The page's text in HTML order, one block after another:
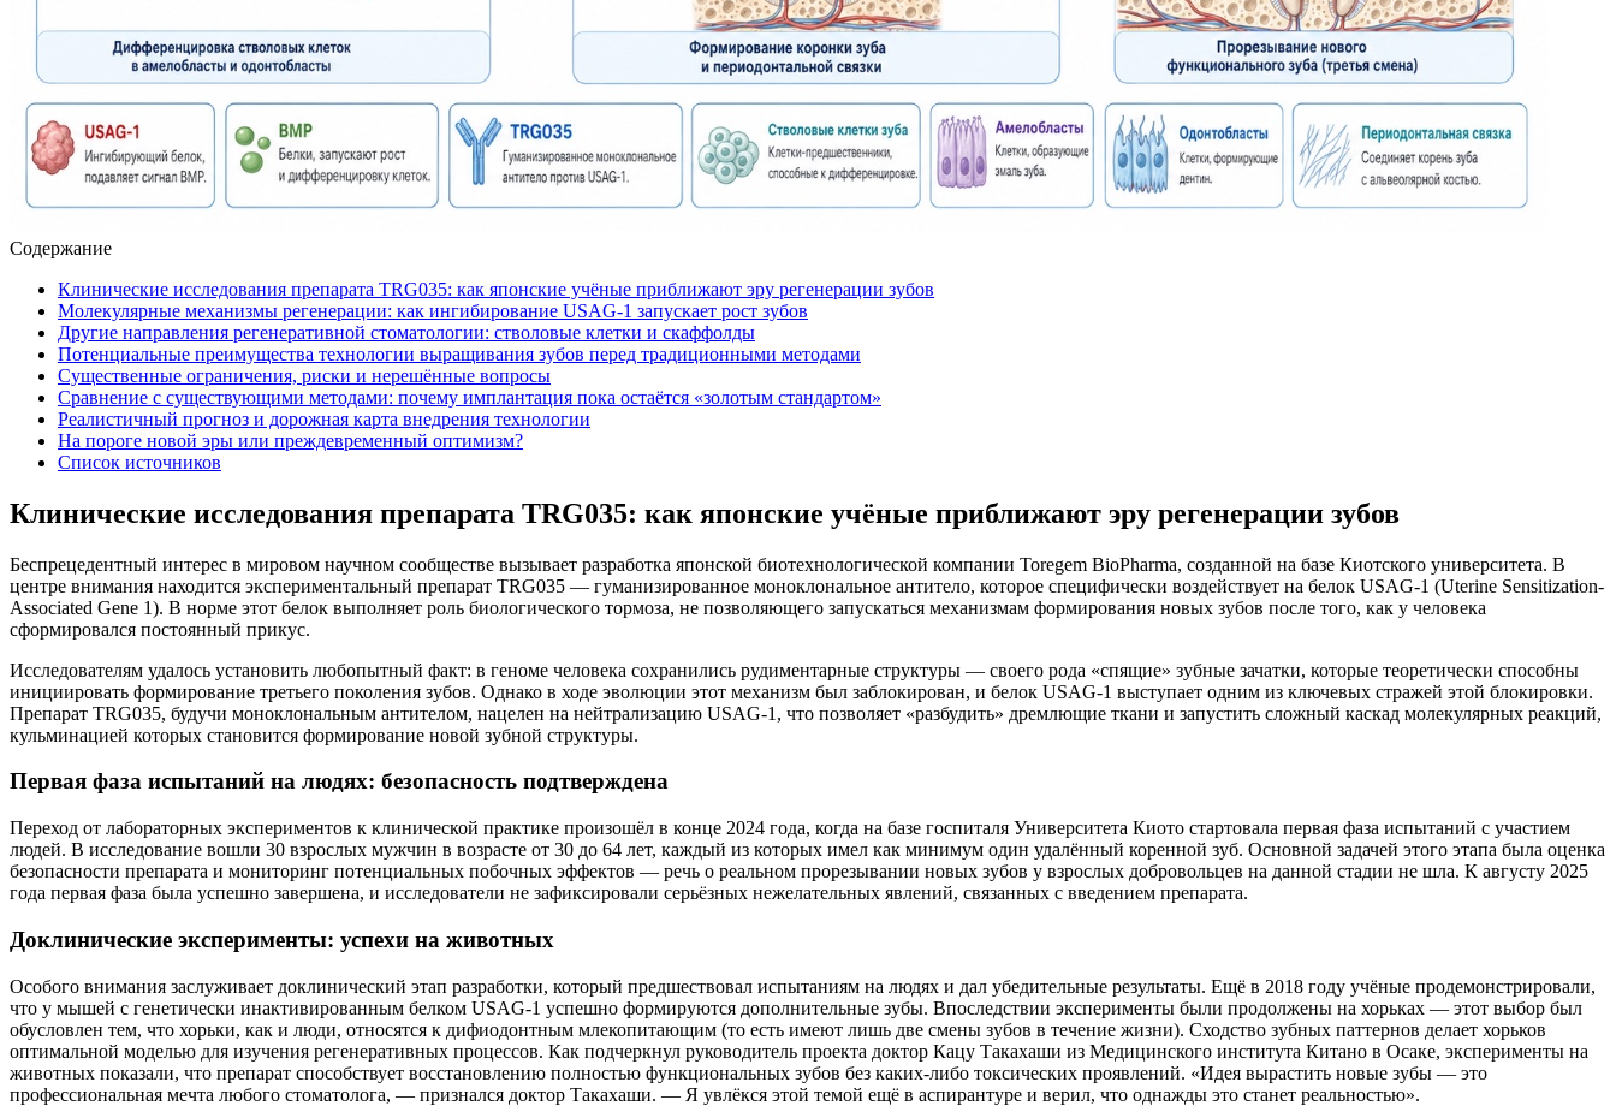
Содержание
Клинические исследования препарата TRG035: как японские учёные приближают эру регенерации зубов
Молекулярные механизмы регенерации: как ингибирование USAG-1 запускает рост зубов
Другие направления регенеративной стоматологии: стволовые клетки и скаффолды
Потенциальные преимущества технологии выращивания зубов перед традиционными методами
Существенные ограничения, риски и нерешённые вопросы
Сравнение с существующими методами: почему имплантация пока остаётся «золотым стандартом»
Реалистичный прогноз и дорожная карта внедрения технологии
На пороге новой эры или преждевременный оптимизм?
Список источников
Клинические исследования препарата TRG035: как японские учёные приближают эру регенерации зубов
Беспрецедентный интерес в мировом научном сообществе вызывает разработка японской биотехнологической компании Toregem BioPharma, созданной на базе Киотского университета. В
центре внимания находится экспериментальный препарат TRG035 — гуманизированное моноклональное антитело, которое специфически воздействует на белок USAG-1 (Uterine Sensitization-
Associated Gene 1). В норме этот белок выполняет роль биологического тормоза, не позволяющего запускаться механизмам формирования новых зубов после того, как у человека
сформировался постоянный прикус.
Исследователям удалось установить любопытный факт: в геноме человека сохранились рудиментарные структуры — своего рода «спящие» зубные зачатки, которые теоретически способны
инициировать формирование третьего поколения зубов. Однако в ходе эволюции этот механизм был заблокирован, и белок USAG-1 выступает одним из ключевых стражей этой блокировки.
Препарат TRG035, будучи моноклональным антителом, нацелен на нейтрализацию USAG-1, что позволяет «разбудить» дремлющие ткани и запустить сложный каскад молекулярных реакций,
кульминацией которых становится формирование новой зубной структуры.
Первая фаза испытаний на людях: безопасность подтверждена
Переход от лабораторных экспериментов к клинической практике произошёл в конце 2024 года, когда на базе госпиталя Университета Киото стартовала первая фаза испытаний с участием
людей. В исследование вошли 30 взрослых мужчин в возрасте от 30 до 64 лет, каждый из которых имел как минимум один удалённый коренной зуб. Основной задачей этого этапа была оценка
безопасности препарата и мониторинг потенциальных побочных эффектов — речь о реальном прорезывании новых зубов у взрослых добровольцев на данной стадии не шла. К августу 2025
года первая фаза была успешно завершена, и исследователи не зафиксировали серьёзных нежелательных явлений, связанных с введением препарата.
Доклинические эксперименты: успехи на животных
Особого внимания заслуживает доклинический этап разработки, который предшествовал испытаниям на людях и дал убедительные результаты. Ещё в 2018 году учёные продемонстрировали,
что у мышей с генетически инактивированным белком USAG-1 успешно формируются дополнительные зубы. Впоследствии эксперименты были продолжены на хорьках — этот выбор был
обусловлен тем, что хорьки, как и люди, относятся к дифиодонтным млекопитающим (то есть имеют лишь две смены зубов в течение жизни). Сходство зубных паттернов делает хорьков
оптимальной моделью для изучения регенеративных процессов. Как подчеркнул руководитель проекта доктор Кацу Такахаши из Медицинского института Китано в Осаке, эксперименты на
животных показали, что препарат способствует восстановлению полностью функциональных зубов без каких-либо токсических проявлений. «Идея вырастить новые зубы — это
профессиональная мечта любого стоматолога, — признался доктор Такахаши. — Я увлёкся этой темой ещё в аспирантуре и верил, что однажды это станет реальностью».